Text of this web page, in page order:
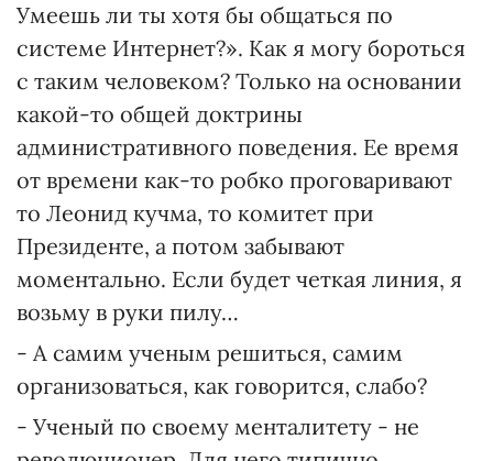
Умеешь ли ты хотя бы общаться по
системе Интернет?». Как я могу бороться
с таким человеком? Только на основании
какой-то общей доктрины
административного поведения. Ее время
от времени как-то робко проговаривают
то Леонид кучма, то комитет при
Президенте, а потом забывают
моментально. Если будет четкая линия, я
возьму в руки пилу…
- А самим ученым решиться, самим
организоваться, как говорится, слабо?
- Ученый по своему менталитету - не